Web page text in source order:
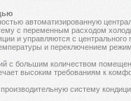
автоматизированную
с переменным расходом
и управляются с
и переключением
с большим количеством
высоким требованиям к
систему